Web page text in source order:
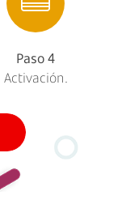
Paso 4
Activación.